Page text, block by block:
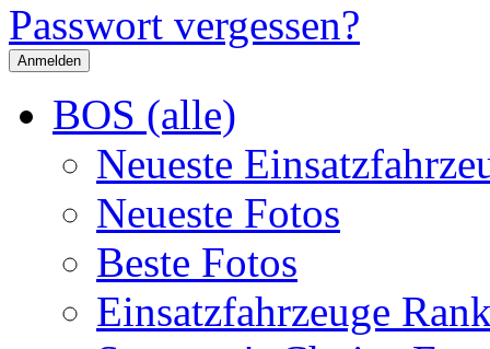
Passwort vergessen?
BOS (alle)
Neueste
Neueste Fotos
Beste Fotos
Einsatzfahrzeuge